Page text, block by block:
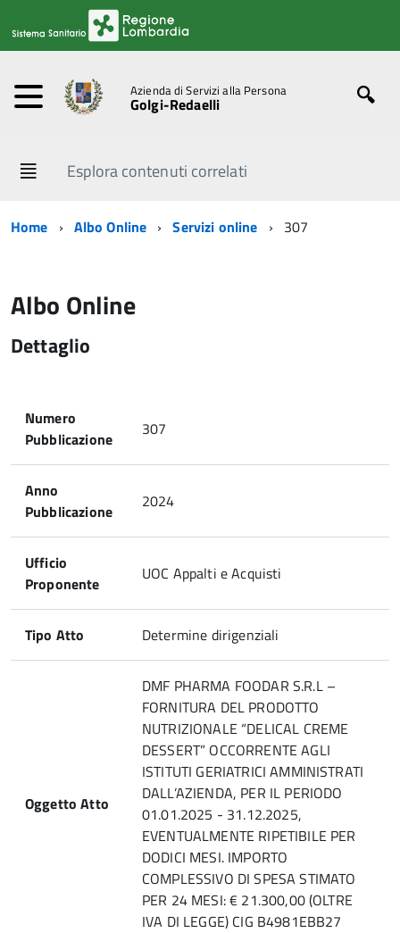
Azienda di Servizi alla Persona
Golgi-Redaelli
Esplora contenuti correlati
Home Albo Online Servizi online 307
Albo Online
Dettaglio
Numero
Pubblicazione
307
Anno
Pubblicazione
2024
Ufficio
Proponente
UOC Appalti e Acquisti
Tipo Atto Determine dirigenziali
Oggetto Atto
DMF PHARMA FOODAR S.R.L –
FORNITURA DEL PRODOTTO
NUTRIZIONALE “DELICAL CREME
DESSERT” OCCORRENTE AGLI
ISTITUTI GERIATRICI AMMINISTRATI
DALL’AZIENDA, PER IL PERIODO
01.01.2025 - 31.12.2025,
EVENTUALMENTE RIPETIBILE PER
DODICI MESI. IMPORTO
COMPLESSIVO DI SPESA STIMATO
PER 24 MESI: € 21.300,00 (OLTRE
IVA DI LEGGE) CIG B4981EBB27